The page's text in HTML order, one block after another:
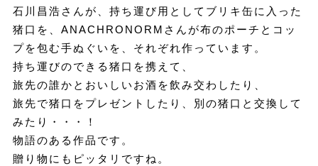
石川昌浩さんが、持ち運び用としてブリキ缶に入った
猪口を、ANACHRONORMさんが布のポーチとコッ
プを包む手ぬぐいを、それぞれ作っています。
持ち運びのできる猪口を携えて、
旅先の誰かとおいしいお酒を飲み交わしたり、
旅先で猪口をプレゼントしたり、別の猪口と交換して
みたり・・・！
物語のある作品です。
贈り物にもピッタリですね。